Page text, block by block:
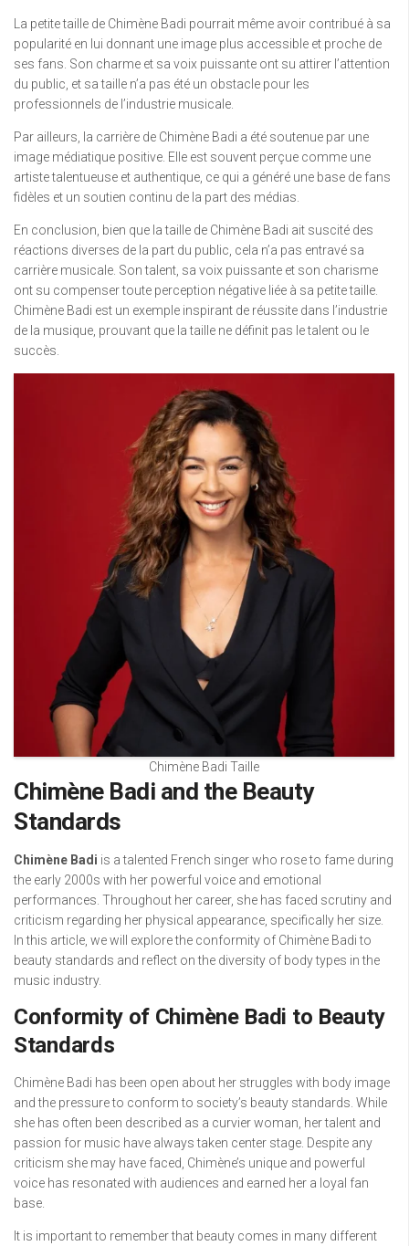
La petite taille de Chimène Badi pourrait même avoir contribué à sa
popularité en lui donnant une image plus accessible et proche de
ses fans. Son charme et sa voix puissante ont su attirer l’attention
du public, et sa taille n’a pas été un obstacle pour les
professionnels de l’industrie musicale.
Par ailleurs, la carrière de Chimène Badi a été soutenue par une
image médiatique positive. Elle est souvent perçue comme une
artiste talentueuse et authentique, ce qui a généré une base de fans
fidèles et un soutien continu de la part des médias.
En conclusion, bien que la taille de Chimène Badi ait suscité des
réactions diverses de la part du public, cela n’a pas entravé sa
carrière musicale. Son talent, sa voix puissante et son charisme
ont su compenser toute perception négative liée à sa petite taille.
Chimène Badi est un exemple inspirant de réussite dans l’industrie
de la musique, prouvant que la taille ne définit pas le talent ou le
succès.
Chimène Badi Taille
Chimène Badi and the Beauty
Standards
Chimène Badi is a talented French singer who rose to fame during
the early 2000s with her powerful voice and emotional
performances. Throughout her career, she has faced scrutiny and
criticism regarding her physical appearance, specifically her size.
In this article, we will explore the conformity of Chimène Badi to
beauty standards and reflect on the diversity of body types in the
music industry.
Conformity of Chimène Badi to Beauty
Standards
Chimène Badi has been open about her struggles with body image
and the pressure to conform to society’s beauty standards. While
she has often been described as a curvier woman, her talent and
passion for music have always taken center stage. Despite any
criticism she may have faced, Chimène’s unique and powerful
voice has resonated with audiences and earned her a loyal fan
base.
It is important to remember that beauty comes in many different